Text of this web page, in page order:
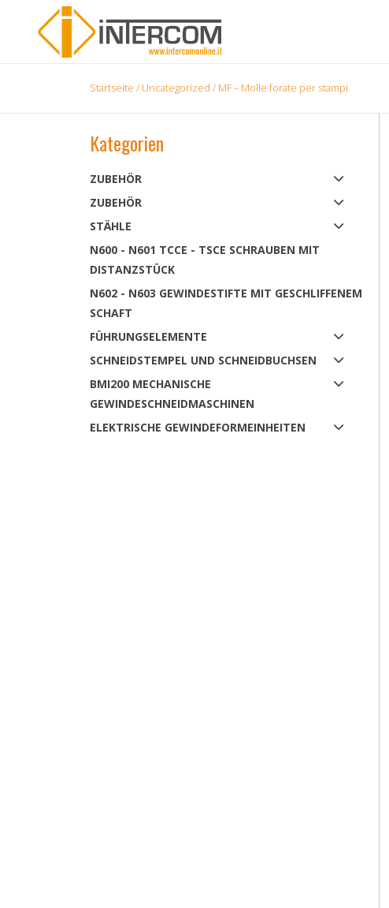
Startseite / Uncategorized / MF – Molle forate per stampi
Kategorien
ZUBEHÖR
ZUBEHÖR
STÄHLE
N600 - N601 TCCE - TSCE SCHRAUBEN MIT
DISTANZSTÜCK
N602 - N603 GEWINDESTIFTE MIT GESCHLIFFENEM
SCHAFT
FÜHRUNGSELEMENTE
SCHNEIDSTEMPEL UND SCHNEIDBUCHSEN
BMI200 MECHANISCHE
GEWINDESCHNEIDMASCHINEN
ELEKTRISCHE GEWINDEFORMEINHEITEN